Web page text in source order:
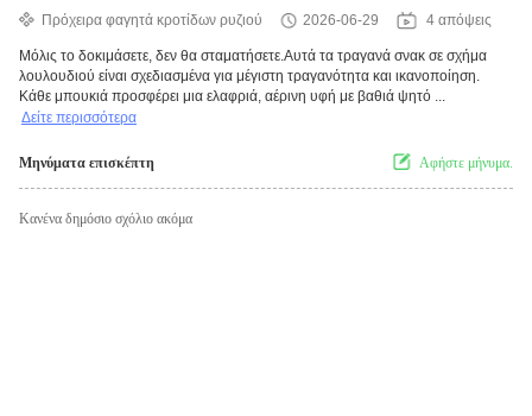
Πρόχειρα φαγητά κροτίδων ρυζιού
2026-06-29 4 απόψεις
Μόλις το δοκιμάσετε, δεν θα σταματήσετε.Αυτά τα τραγανά σνακ σε σχήμα
λουλουδιού είναι σχεδιασμένα για μέγιστη τραγανότητα και ικανοποίηση.
Κάθε μπουκιά προσφέρει μια ελαφριά, αέρινη υφή με βαθιά ψητό ...
Δείτε περισσότερα
Μηνύματα επισκέπτη Αφήστε μήνυμα.
Κανένα δημόσιο σχόλιο ακόμα